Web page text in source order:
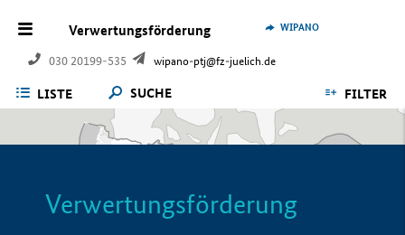
Verwertungsförderung
030 20199-535 wipano-ptj@fz-juelich.de
WIPANO
LISTE SUCHE FILTER
Verwertungsförderung